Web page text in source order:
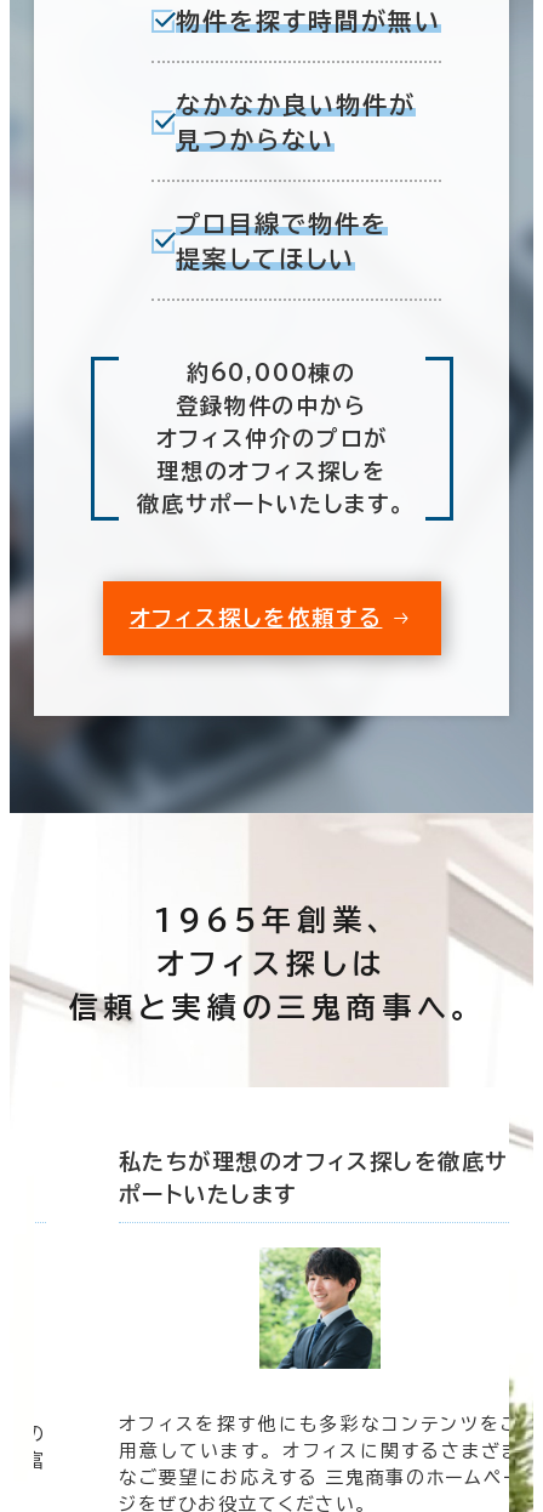
物件を探す時間が無い
なかなか良い物件が
見つからない
プロ目線で物件を
提案してほしい
約60,000棟の
登録物件の中から
オフィス仲介のプロが
理想のオフィス探しを
徹底サポートいたします。
オフィス探しを依頼する
1965年創業、
オフィス探しは
信頼と実績の三鬼商事へ。
の
豊富
私たちが理想のオフィス探しを徹底サ
ポートいたします
オフィスを探す他にも多彩なコンテンツをご
用意しています。 オフィスに関するさまざま
なご要望にお応えする 三鬼商事のホームペー
ジをぜひお役立てください。